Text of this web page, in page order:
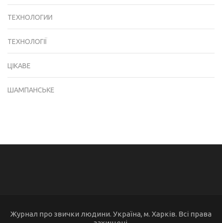
ТЕХНОЛОГИИ
ТЕХНОЛОГІЇ
ЦІКАВЕ
ШАМПАНСЬКЕ
Журнал про звички людини. Україна, м. Харків. Всі права